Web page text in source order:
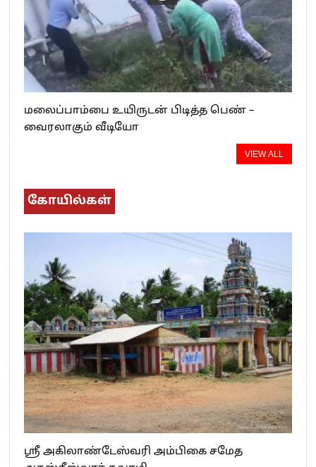
மலைப்பாம்பை உயிருடன் பிடித்த பெண் –
வைரலாகும் வீடியோ
VIEW ALL
கோயில்கள்
ஸ்ரீ அகிலாண்டேஸ்வரி அம்பிகை சமேத